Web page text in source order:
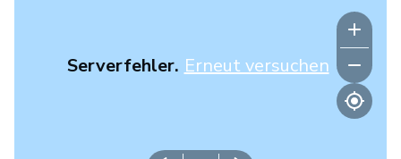
Serverfehler. Erneut versuchen